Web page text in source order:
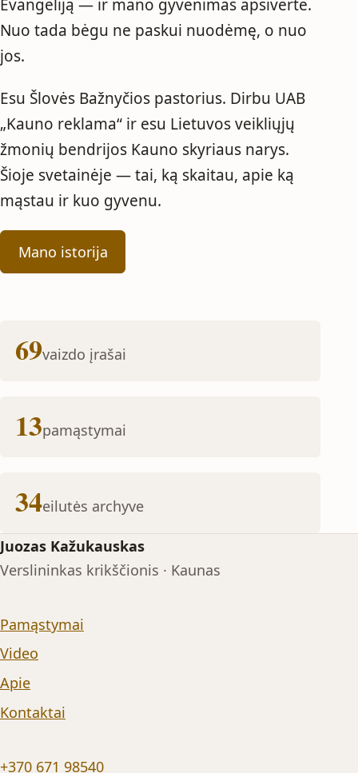
Evangeliją — ir mano gyvenimas apsivertė.
Nuo tada bėgu ne paskui nuodėmę, o nuo
jos.
Esu Šlovės Bažnyčios pastorius. Dirbu UAB
„Kauno reklama“ ir esu Lietuvos veikliųjų
žmonių bendrijos Kauno skyriaus narys.
Šioje svetainėje — tai, ką skaitau, apie ką
mąstau ir kuo gyvenu.
Mano istorija
69vaizdo įrašai
13pamąstymai
34eilutės archyve
Juozas Kažukauskas
Verslininkas krikščionis · Kaunas
Pamąstymai
Video
Apie
Kontaktai
+370 671 98540